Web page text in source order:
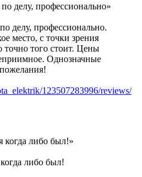
делу, профессионально»
делу, профессионально.
место, с точки зрения
точно того стоит. Цены
Однозначные
123507283996/reviews/
когда либо был!»
либо был!